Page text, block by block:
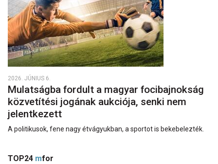
2026. JÚNIUS 6.
Mulatságba fordult a magyar focibajnokság
közvetítési jogának aukciója, senki nem
jelentkezett
A politikusok, fene nagy étvágyukban, a sportot is bekebelezték.
TOP24 mfor